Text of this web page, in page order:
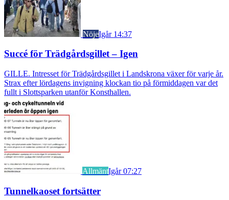
NöjeIgår 14:37
Succé för Trädgårdsgillet – Igen
GILLE. Intresset för Trädgårdsgillet i Landskrona växer för varje år.
Strax efter lördagens invigning klockan tio på förmiddagen var det
fullt i Slottsparken utanför Konsthallen.
AllmäntIgår 07:27
Tunnelkaoset fortsätter